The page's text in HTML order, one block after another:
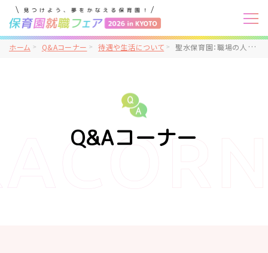
ホーム Q&Aコーナー 待遇や生活について 聖水保育園：職場の人間関係は良好ですか？
Q&Aコーナー